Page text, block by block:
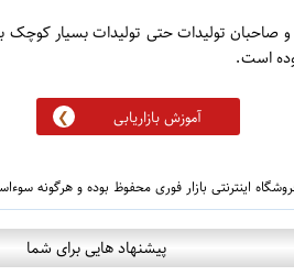
صاحبان تولیدات حتی تولیدات بسیار کوچک
آموزش بازاریابی
اینترنتی بازار فوری محفوظ بوده و هرگونه
پیشنهاد هایی برای شما